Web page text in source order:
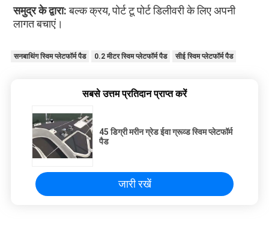
समुद्र के द्वारा: बल्क क्रय, पोर्ट टू पोर्ट डिलीवरी के लिए अपनी
लागत बचाएं।
सनबाथिंग स्विम प्लेटफॉर्म पैड 0.2 मीटर स्विम प्लेटफॉर्म पैड सीई स्विम प्लेटफॉर्म पैड
सबसे उत्तम प्रतिदान प्राप्त करें
45 डिग्री मरीन ग्रेड ईवा ग्रूव्ड स्विम प्लेटफॉर्म
पैड
जारी रखें